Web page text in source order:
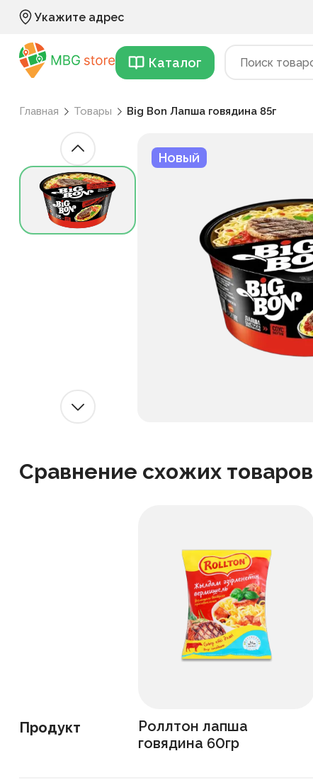
Укажите адрес
Каталог
Главная Товары Big Bon Лапша говядина 85г
Новый
Сравнение схожих товаров
Продукт
Роллтон лапша
говядина 60гр